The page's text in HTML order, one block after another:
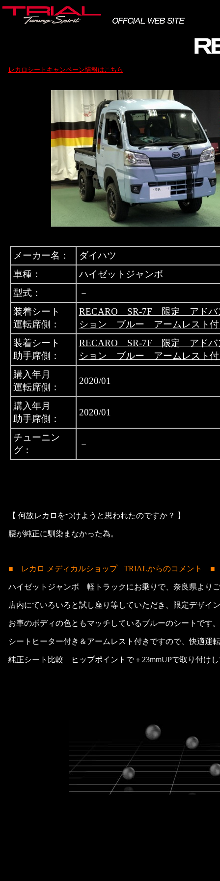
レカロシートキャンペーン情報はこちら
メーカー名：
ダイハツ
車種：
ハイゼットジャンボ
型式：
－
装着シート
運転席側：
RECARO SR-7F 限定 アドバ
ション ブルー アームレスト付
装着シート
助手席側：
RECARO SR-7F 限定 アドバ
ション ブルー アームレスト付
購入年月
運転席側：
2020/01
購入年月
助手席側：
2020/01
チューニン
グ：
－
【 何故レカロをつけようと思われたのですか？ 】
腰が純正に馴染まなかった為。
■ レカロ メディカルショップ TRIALからのコメント ■
ハイゼットジャンボ 軽トラックにお乗りで、奈良県より
店内にていろいろと試し座り等していただき、限定デザイ
お車のボディの色ともマッチしているブルーのシートです。
シートヒーター付き＆アームレスト付きですので、快適運
純正シート比較 ヒップポイントで＋23mmUPで取り付け